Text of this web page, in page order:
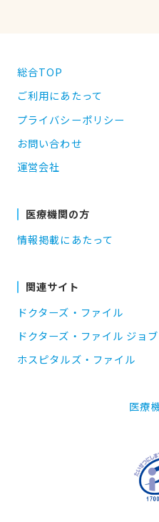
総合TOP
ご利用にあたって
プライバシーポリシー
お問い合わせ
運営会社
医療機関の方
情報掲載にあたって
関連サイト
ドクターズ・ファイル
ドクターズ・ファイル ジョ
ホスピタルズ・ファイル
医療